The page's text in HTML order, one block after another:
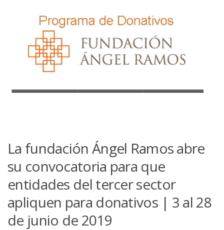
La fundación Ángel Ramos abre
su convocatoria para que
entidades del tercer sector
apliquen para donativos | 3 al 28
de junio de 2019